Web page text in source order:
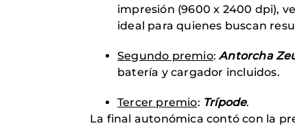
impresión (9600 x 2400 dpi),
ideal para quienes buscan
Segundo premio:Antorcha
batería y cargador incluidos.
Tercer premio: Trípode.
La final autonómica contó con la